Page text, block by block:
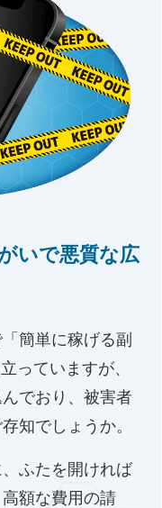
いで悪質な広
簡単に稼げる副
っていますが、
でおり、被害者
知でしょうか。
ふたを開ければ
額な費用の請